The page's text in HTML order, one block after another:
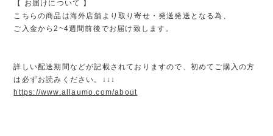
【 お届けについて 】
こちらの商品は海外店舗より取り寄せ・発送発送となる為、
ご入金から2~4週間前後でお届け致します。
詳しい配送期間などが記載されておりますので、初めてご購入の方
は必ずお読みください。↓↓↓
https://www.allaumo.com/about